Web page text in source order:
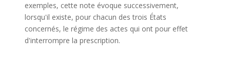
exemples, cette note évoque successivement,
lorsqu'il existe, pour chacun des trois États
concernés, le régime des actes qui ont pour effet
d'interrompre la prescription.